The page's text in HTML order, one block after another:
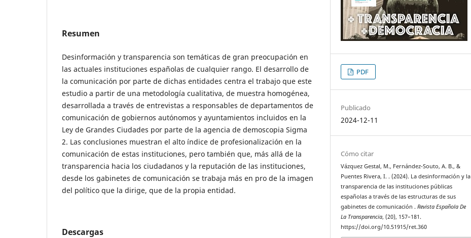
Resumen
Desinformación y transparencia son temáticas de gran preocupación en
las actuales instituciones españolas de cualquier rango. El desarrollo de
la comunicación por parte de dichas entidades centra el trabajo que este
estudio a partir de una metodología cualitativa, de muestra homogénea,
desarrollada a través de entrevistas a responsables de departamentos de
comunicación de gobiernos autónomos y ayuntamientos incluidos en la
Ley de Grandes Ciudades por parte de la agencia de demoscopia Sigma
2. Las conclusiones muestran el alto índice de profesionalización en la
comunicación de estas instituciones, pero también que, más allá de la
transparencia hacia los ciudadanos y la reputación de las instituciones,
desde los gabinetes de comunicación se trabaja más en pro de la imagen
del político que la dirige, que de la propia entidad.
Descargas
PDF
Publicado
2024-12-11
Cómo citar
Vázquez Gestal, M., Fernández-Souto, A. B., &
Puentes Rivera, I. . (2024). La desinformación y la
transparencia de las instituciones públicas
españolas a través de las estructuras de sus
gabinetes de comunicación .Revista Española De
La Transparencia, (20), 157–181.
https://doi.org/10.51915/ret.360